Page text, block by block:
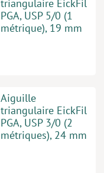
triangulaire EickFil
PGA, USP 5/0 (1
métrique), 19 mm
Aiguille
triangulaire EickFil
PGA, USP 3/0 (2
métriques), 24 mm